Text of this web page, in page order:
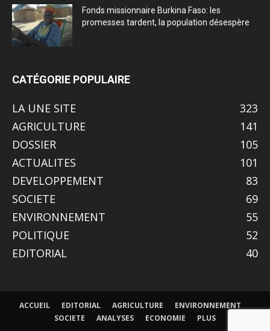
Fonds missionnaire Burkina Faso: les
promesses tardent, la population désespère
CATÉGORIE POPULAIRE
LA UNE SITE
323
AGRICULTURE
141
DOSSIER
105
ACTUALITES
101
DEVELOPPEMENT
83
SOCIETE
69
ENVIRONNEMENT
55
POLITIQUE
52
EDITORIAL
40
ACCUEIL EDITORIAL AGRICULTURE
ENVIRONNEMENT
SOCIETE
ANALYSES ECONOMIE PLUS